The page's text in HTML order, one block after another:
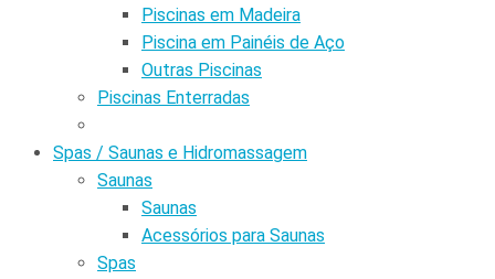
Piscinas em Madeira
Piscina em Painéis de Aço
Outras Piscinas
Piscinas Enterradas
Spas / Saunas e Hidromassagem
Saunas
Saunas
Acessórios para Saunas
Spas